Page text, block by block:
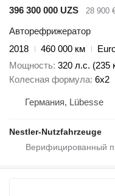
396 300 000 UZS
28 900
Авторефрижератор
2018
460 000 км
Мощность 320 л.с. (235
Колесная формула 6x2
Германия, Lübesse
Nestler-Nutzfahrzeuge